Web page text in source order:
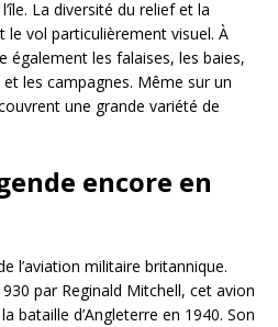
La diversité du relief et la
vol particulièrement visuel. À
également les falaises, les baies,
les campagnes. Même sur un
une grande variété de
encore en
l’aviation militaire britannique.
par Reginald Mitchell, cet avion
bataille d’Angleterre en 1940. Son